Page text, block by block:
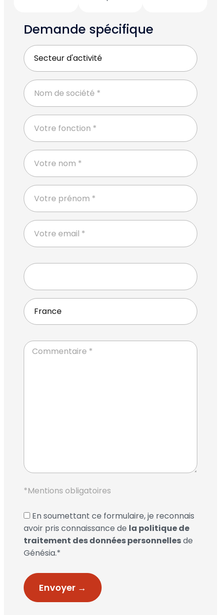
Demande spécifique
*Mentions obligatoires
En soumettant ce formulaire, je reconnais
avoir pris connaissance de la politique de
traitement des données personnellesde
Génésia.*